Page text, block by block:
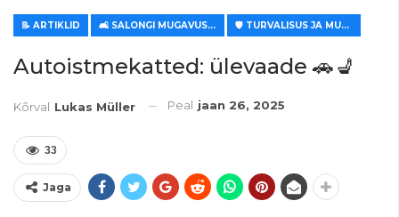
📝 ARTIKLID 🛋️ SALONGI MUGAVUS JA KLIIMAKONTROLL 🛡️ TURVALISUS JA MUGAVUS
Autoistmekatted: ülevaade 🚗💺
Kõrval Lukas Müller Peal jaan 26, 2025
33
Jaga